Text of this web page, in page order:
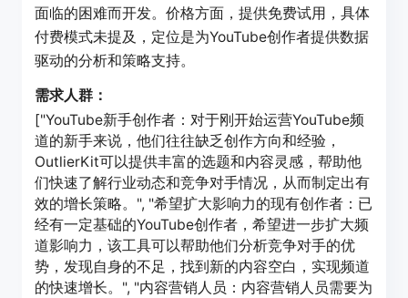
面临的困难而开发。价格方面，提供免费试用，具体
付费模式未提及，定位是为YouTube创作者提供数据
驱动的分析和策略支持。
需求人群：
["YouTube新手创作者：对于刚开始运营YouTube频
道的新手来说，他们往往缺乏创作方向和经验，
OutlierKit可以提供丰富的选题和内容灵感，帮助他
们快速了解行业动态和竞争对手情况，从而制定出有
效的增长策略。", "希望扩大影响力的现有创作者：已
经有一定基础的YouTube创作者，希望进一步扩大频
道影响力，该工具可以帮助他们分析竞争对手的优
势，发现自身的不足，找到新的内容空白，实现频道
的快速增长。", "内容营销人员：内容营销人员需要为